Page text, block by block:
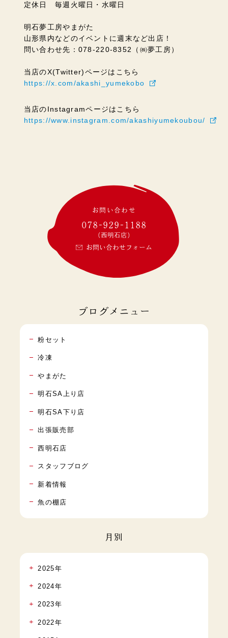
定休日 毎週火曜日・水曜日
明石夢工房やまがた
山形県内などのイベントに週末など出店！
問い合わせ先：078-220-8352（㈱夢工房）
当店のX(Twitter)ページはこちら
https://x.com/akashi_yumekobo
当店のInstagramページはこちら
https://www.instagram.com/akashiyumekoubou/
お問い合わせ
078-929-1188
(西明石店)
お問い合わせフォーム
ブログメニュー
粉セット
冷凍
やまがた
明石SA上り店
明石SA下り店
出張販売部
西明石店
スタッフブログ
新着情報
魚の棚店
月別
2025年
2024年
2023年
2022年